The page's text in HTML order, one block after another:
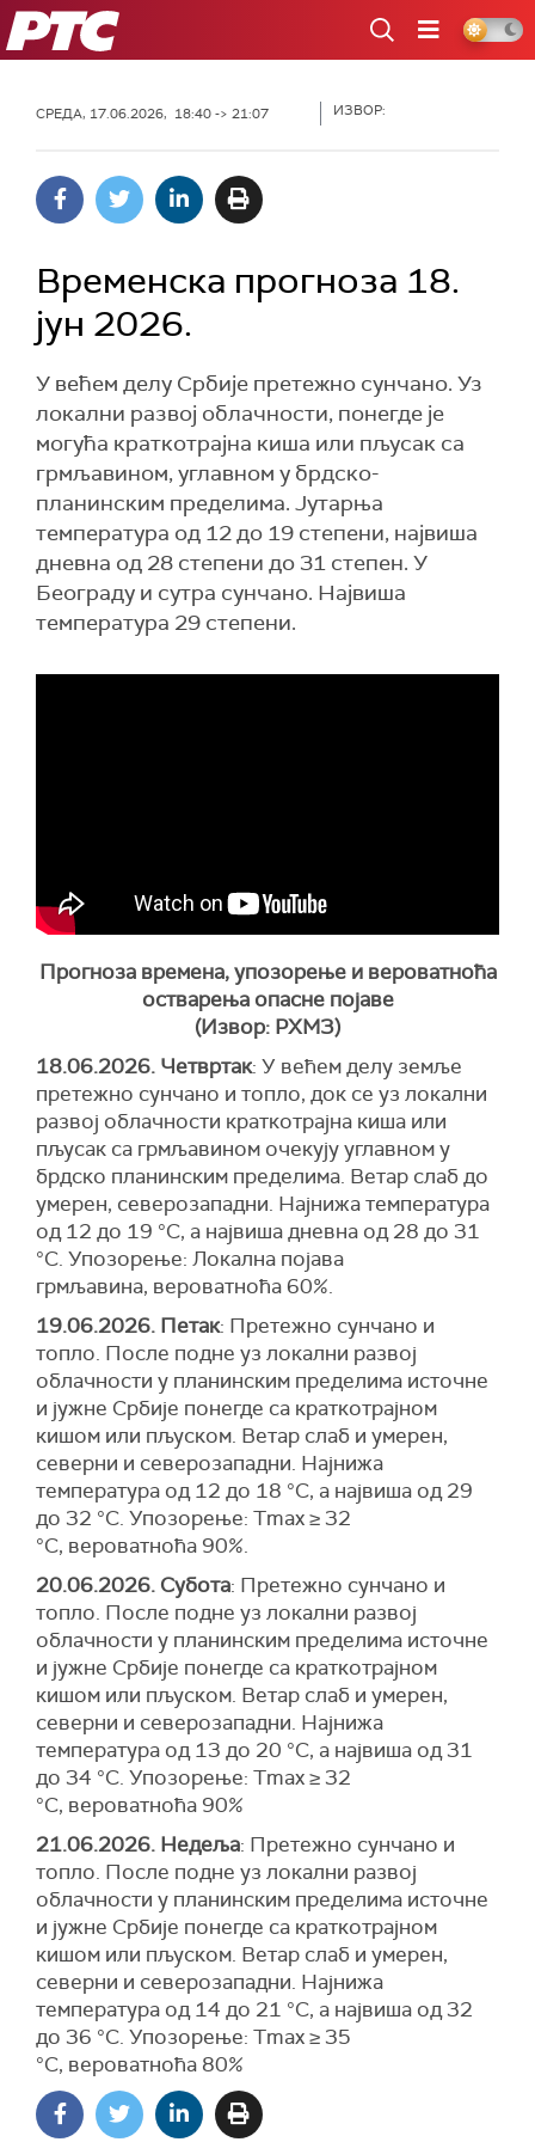
РТС
СРЕДА, 17.06.2026, 18:40 -> 21:07 ИЗВОР:
Временска прогноза 18.
јун 2026.
У већем делу Србије претежно сунчано. Уз
локални развој облачности, понегде је
могућа краткотрајна киша или пљусак са
грмљавином, углавном у брдско-
планинским пределима. Јутарња
температура од 12 до 19 степени, највиша
дневна од 28 степени до 31 степен. У
Београду и сутра сунчано. Највиша
температура 29 степени.
Прогноза времена, упозорење и вероватноћа
остварења опасне појаве
(Извор: РХМЗ)
18.06.2026. Четвртак: У већем делу земље
претежно сунчано и топло, док се уз локални
развој облачности краткотрајна киша или
пљусак са грмљавином очекују углавном у
брдско планинским пределима. Ветар слаб до
умерен, северозападни. Најнижа температура
од 12 до 19 °С, а највиша дневна од 28 до 31
°С. Упозорење: Локална појава
грмљавина, вероватноћа 60%.
19.06.2026. Петак: Претежно сунчано и
топло. После подне уз локални развој
облачности у планинским пределима источне
и јужне Србије понегде са краткотрајном
кишом или пљуском. Ветар слаб и умерен,
северни и северозападни. Најнижа
температура од 12 до 18 °С, а највиша од 29
до 32 °С. Упозорење: Tmax ≥ 32
°C, вероватноћа 90%.
20.06.2026. Субота: Претежно сунчано и
топло. После подне уз локални развој
облачности у планинским пределима источне
и јужне Србије понегде са краткотрајном
кишом или пљуском. Ветар слаб и умерен,
северни и северозападни. Најнижа
температура од 13 до 20 °С, а највиша од 31
до 34 °С. Упозорење: Tmax ≥ 32
°C, вероватноћа 90%
21.06.2026. Недеља: Претежно сунчано и
топло. После подне уз локални развој
облачности у планинским пределима источне
и јужне Србије понегде са краткотрајном
кишом или пљуском. Ветар слаб и умерен,
северни и северозападни. Најнижа
температура од 14 до 21 °С, а највиша од 32
до 36 °С. Упозорење: Tmax ≥ 35
°C, вероватноћа 80%